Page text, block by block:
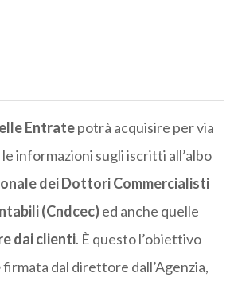
Entratepotrà acquisire per via
informazioni sugli iscritti all’albo
dei Dottori Commercialisti
(Cndcec)ed anche quelle
dai clienti. È questo l’obiettivo
firmata dal direttore dall’Agenzia,